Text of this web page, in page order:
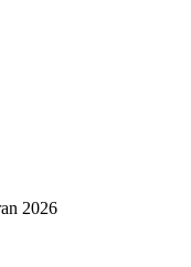
2026